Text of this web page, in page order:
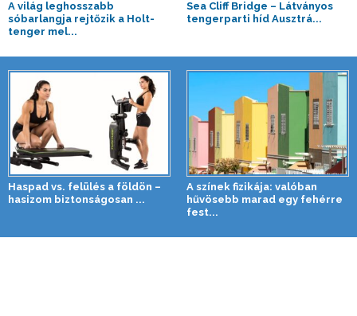
A világ leghosszabb
sóbarlangja rejtőzik a Holt-
tenger mel...
Sea Cliff Bridge – Látványos
tengerparti híd Ausztrá...
Haspad vs. felülés a földön –
hasizom biztonságosan ...
A színek fizikája: valóban
hűvösebb marad egy fehérre
fest...